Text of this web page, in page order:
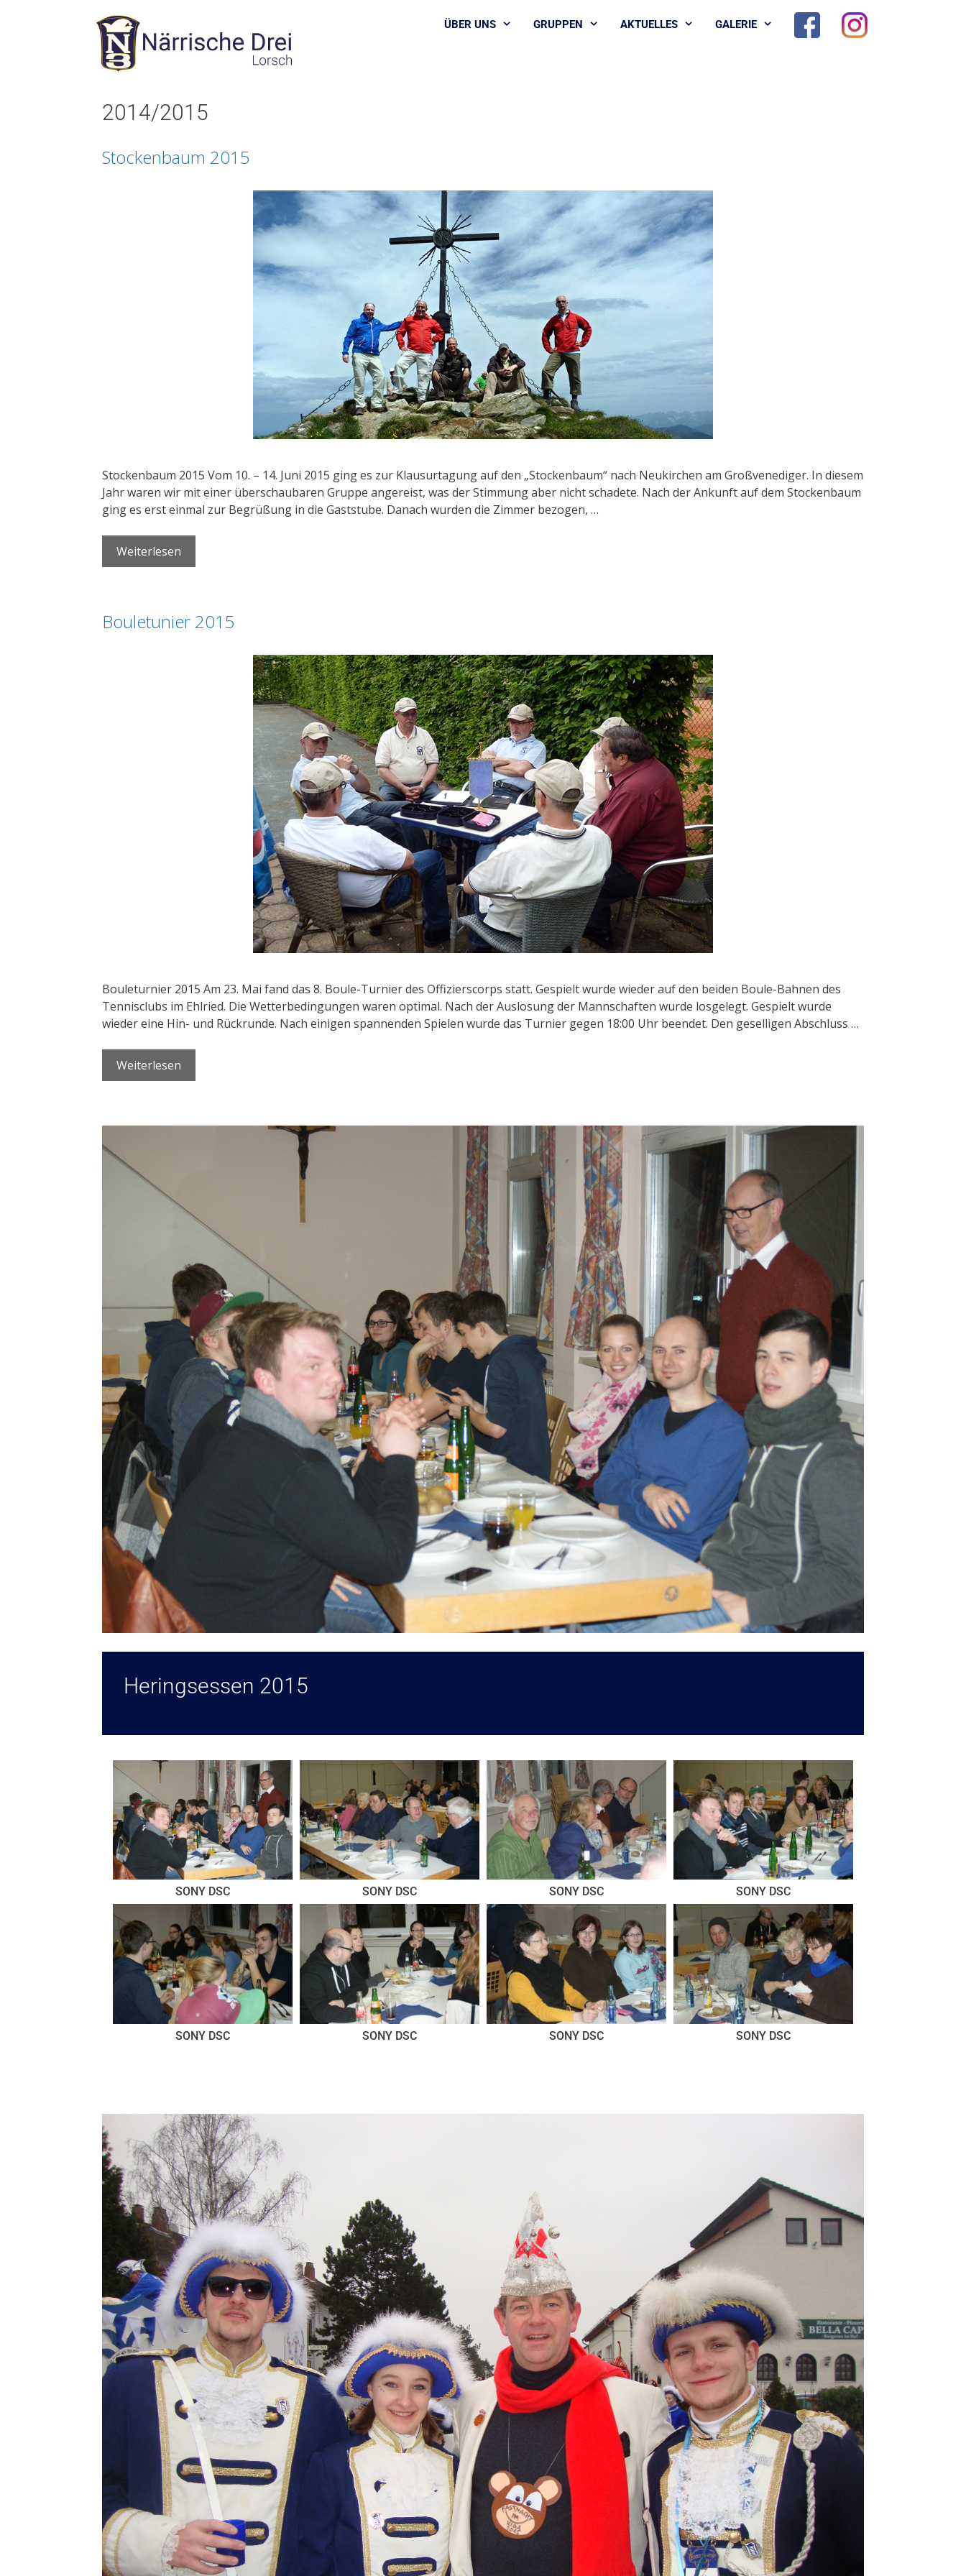
ÜBER UNS GRUPPEN AKTUELLES GALERIE
2014/2015
Stockenbaum 2015
Stockenbaum 2015 Vom 10. – 14. Juni 2015 ging es zur Klausurtagung auf den „Stockenbaum“ nach Neukirchen am Großvenediger. In diesem
Jahr waren wir mit einer überschaubaren Gruppe angereist, was der Stimmung aber nicht schadete. Nach der Ankunft auf dem Stockenbaum
ging es erst einmal zur Begrüßung in die Gaststube. Danach wurden die Zimmer bezogen, …
Weiterlesen
Bouletunier 2015
Bouleturnier 2015 Am 23. Mai fand das 8. Boule-Turnier des Offizierscorps statt. Gespielt wurde wieder auf den beiden Boule-Bahnen des
Tennisclubs im Ehlried. Die Wetterbedingungen waren optimal. Nach der Auslosung der Mannschaften wurde losgelegt. Gespielt wurde
wieder eine Hin- und Rückrunde. Nach einigen spannenden Spielen wurde das Turnier gegen 18:00 Uhr beendet. Den geselligen Abschluss …
Weiterlesen
Heringsessen 2015
SONY DSC SONY DSC SONY DSC SONY DSC
SONY DSC SONY DSC SONY DSC SONY DSC